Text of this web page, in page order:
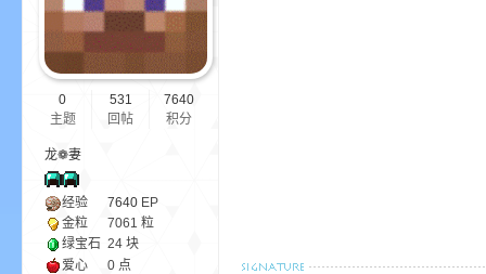
0
主题
531
回帖
7640
积分
龙❁妻
经验 7640 EP
金粒
7061 粒
绿宝石 24 块
爱心
0 点